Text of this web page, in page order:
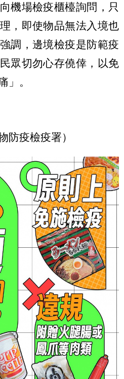
機場檢疫櫃檯詢問，只
，即使物品無法入境也
調，邊境檢疫是防範疫
眾切勿心存僥倖，以免
」。
防疫檢疫署）